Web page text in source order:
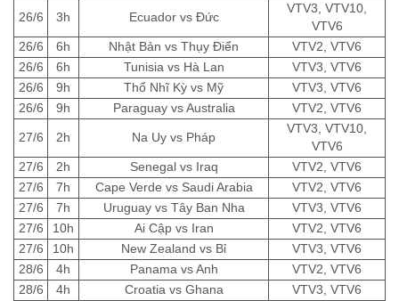
26/6 3h Ecuador vs Đức
VTV3, VTV10,
VTV6
26/6
6h Nhật Bản vs Thụy Điển
VTV2, VTV6
26/6
6h Tunisia vs Hà Lan
VTV3, VTV6
26/6
9h Thổ Nhĩ Kỳ vs Mỹ
VTV3, VTV6
26/6
9h Paraguay vs Australia VTV2, VTV6
27/6 2h Na Uy vs Pháp
VTV3, VTV10,
VTV6
27/6
2h Senegal vs Iraq
VTV2, VTV6
27/6
7h Cape Verde vs Saudi Arabia
VTV2, VTV6
27/6
7h Uruguay vs Tây Ban Nha
VTV3, VTV6
27/6
10h Ai Cập vs Iran
VTV2, VTV6
27/6
10h New Zealand vs Bỉ
VTV3, VTV6
28/6
4h Panama vs Anh
VTV2, VTV6
28/6
4h Croatia vs Ghana VTV3, VTV6